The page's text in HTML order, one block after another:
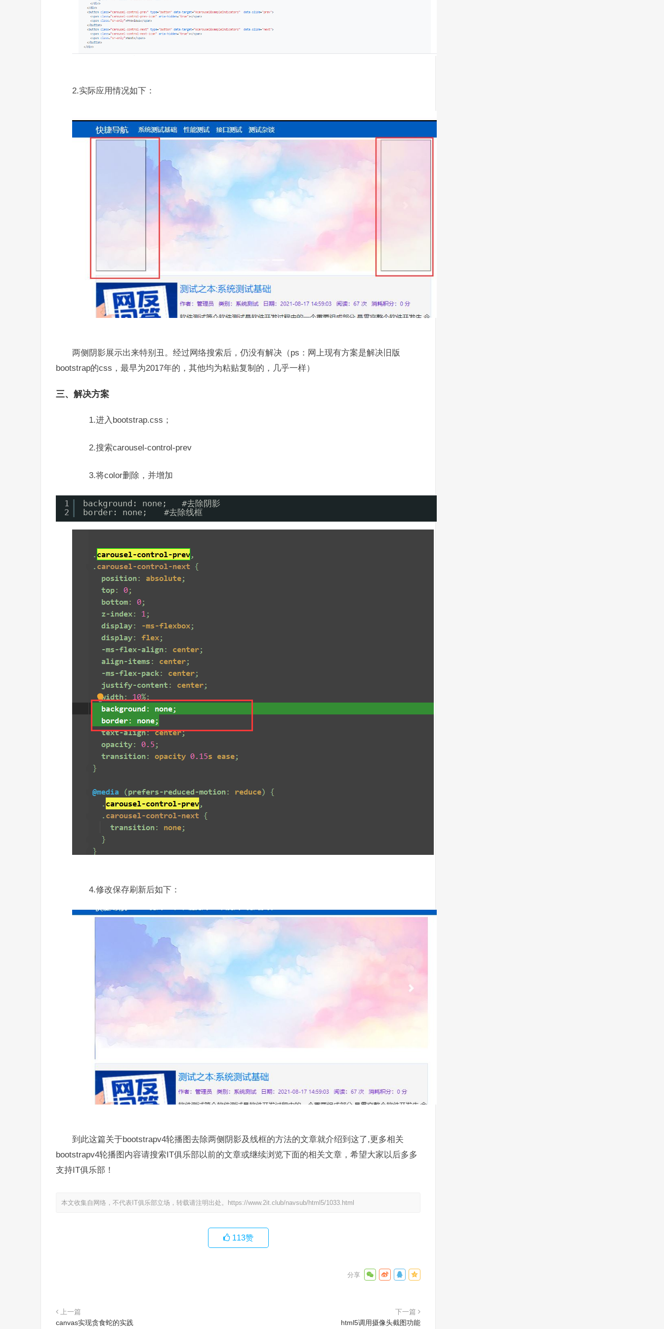
2.实际应用情况如下：
两侧阴影展示出来特别丑。经过网络搜索后，仍没有解决（ps：网上现有方案是解决旧版
bootstrap的css，最早为2017年的，其他均为粘贴复制的，几乎一样）
三、解决方案
1.进入bootstrap.css；
2.搜索carousel-control-prev
3.将color删除，并增加
1
2
background: none;   #去除阴影
border: none;　　#去除线框
4.修改保存刷新后如下：
到此这篇关于bootstrapv4轮播图去除两侧阴影及线框的方法的文章就介绍到这了,更多相关
bootstrapv4轮播图内容请搜索IT俱乐部以前的文章或继续浏览下面的相关文章，希望大家以后多多
支持IT俱乐部！
本文收集自网络，不代表IT俱乐部立场，转载请注明出处。 https://www.2it.club/navsub/html5/1033.html
113赞
上一篇
canvas实现贪食蛇的实践
下一篇
html5调用摄像头截图功能